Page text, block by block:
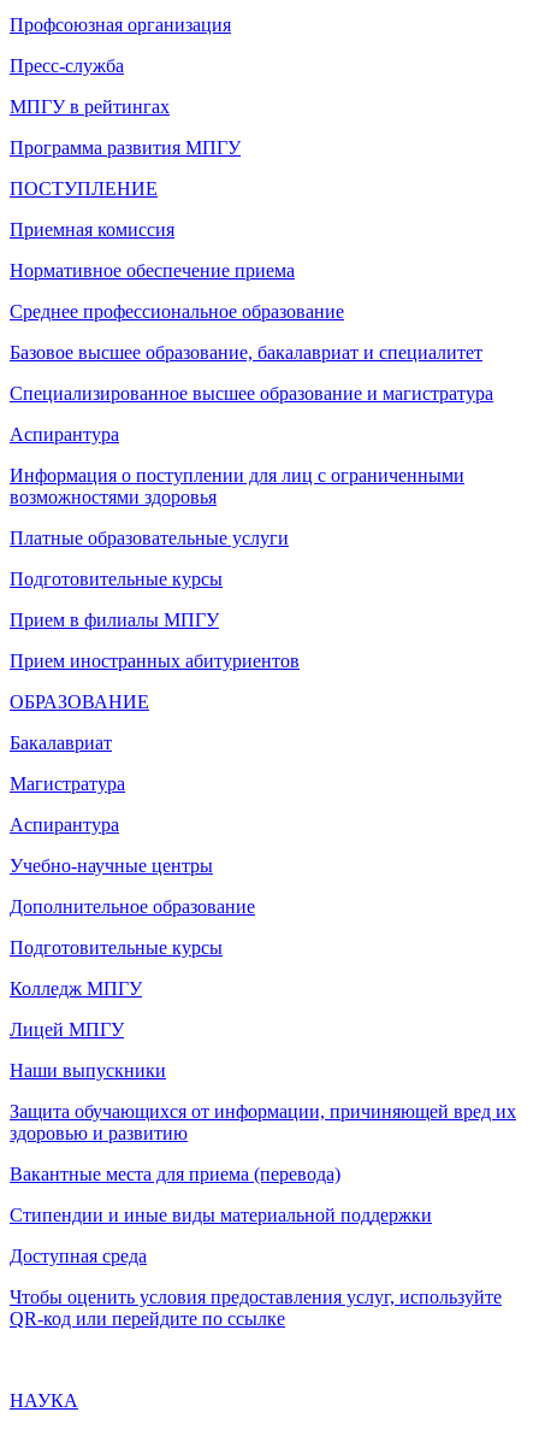
Профсоюзная организация
Пресс-служба
МПГУ в рейтингах
Программа развития МПГУ
ПОСТУПЛЕНИЕ
Приемная комиссия
Нормативное обеспечение приема
Среднее профессиональное образование
Базовое высшее образование, бакалавриат и специалитет
Специализированное высшее образование и магистратура
Аспирантура
Информация о поступлении для лиц с ограниченными
возможностями здоровья
Платные образовательные услуги
Подготовительные курсы
Прием в филиалы МПГУ
Прием иностранных абитуриентов
ОБРАЗОВАНИЕ
Бакалавриат
Магистратура
Аспирантура
Учебно-научные центры
Дополнительное образование
Подготовительные курсы
Колледж МПГУ
Лицей МПГУ
Наши выпускники
Защита обучающихся от информации, причиняющей вред их
здоровью и развитию
Вакантные места для приема (перевода)
Стипендии и иные виды материальной поддержки
Доступная среда
Чтобы оценить условия предоставления услуг, используйте
QR-код или перейдите по ссылке
НАУКА